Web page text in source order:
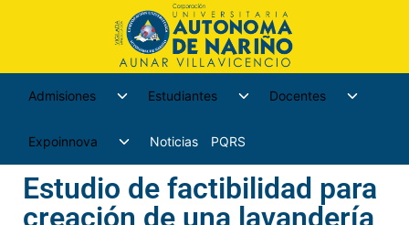
Admisiones Estudiantes Docentes
Expoinnova Noticias PQRS
Estudio de factibilidad para
creación de una lavandería